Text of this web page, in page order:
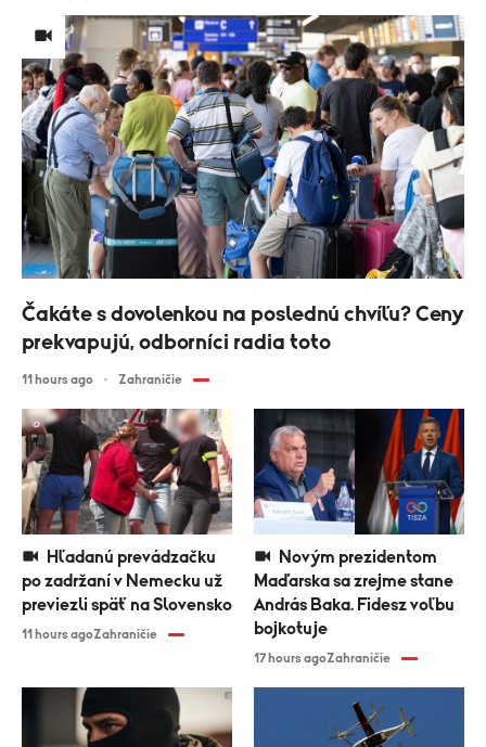
Čakáte s dovolenkou na poslednú chvíľu? Ceny
prekvapujú, odborníci radia toto
11 hours ago Zahraničie
po zadržaní v Nemecku už
previezli späť na Slovensko
11 hours agoZahraničie
Maďarska sa zrejme stane
András Baka. Fidesz voľbu
bojkotuje
17 hours agoZahraničie